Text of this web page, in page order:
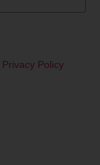
Privacy Policy